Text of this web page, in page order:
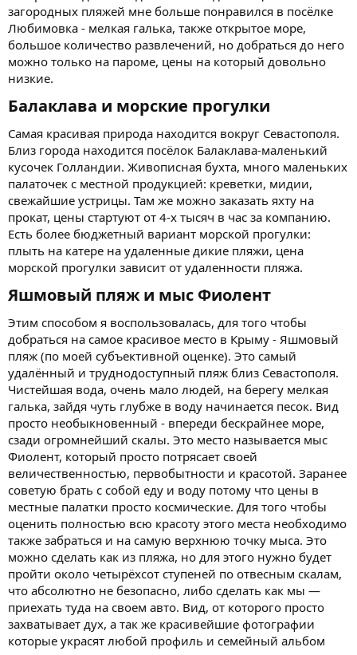
загородных пляжей мне больше понравился в посёлке
Любимовка - мелкая галька, также открытое море,
большое количество развлечений, но добраться до него
можно только на пароме, цены на который довольно
низкие.
Балаклава и морские прогулки​
Самая красивая природа находится вокруг Севастополя.
Близ города находится посёлок Балаклава-маленький
кусочек Голландии. Живописная бухта, много маленьких
палаточек с местной продукцией: креветки, мидии,
свежайшие устрицы. Там же можно заказать яхту на
прокат, цены стартуют от 4-х тысяч в час за компанию.
Есть более бюджетный вариант морской прогулки:
плыть на катере на удаленные дикие пляжи, цена
морской прогулки зависит от удаленности пляжа.
Яшмовый пляж и мыс Фиолент​
Этим способом я воспользовалась, для того чтобы
добраться на самое красивое место в Крыму - Яшмовый
пляж (по моей субъективной оценке). Это самый
удалённый и труднодоступный пляж близ Севастополя.
Чистейшая вода, очень мало людей, на берегу мелкая
галька, зайдя чуть глубже в воду начинается песок. Вид
просто необыкновенный - впереди бескрайнее море,
сзади огромнейший скалы. Это место называется мыс
Фиолент, который просто потрясает своей
величественностью, первобытности и красотой. Заранее
советую брать с собой еду и воду потому что цены в
местные палатки просто космические. Для того чтобы
оценить полностью всю красоту этого места необходимо
также забраться и на самую верхнюю точку мыса. Это
можно сделать как из пляжа, но для этого нужно будет
пройти около четырёхсот ступеней по отвесным скалам,
что абсолютно не безопасно, либо сделать как мы —
приехать туда на своем авто. Вид, от которого просто
захватывает дух, а так же красивейшие фотографии
которые украсят любой профиль и семейный альбом